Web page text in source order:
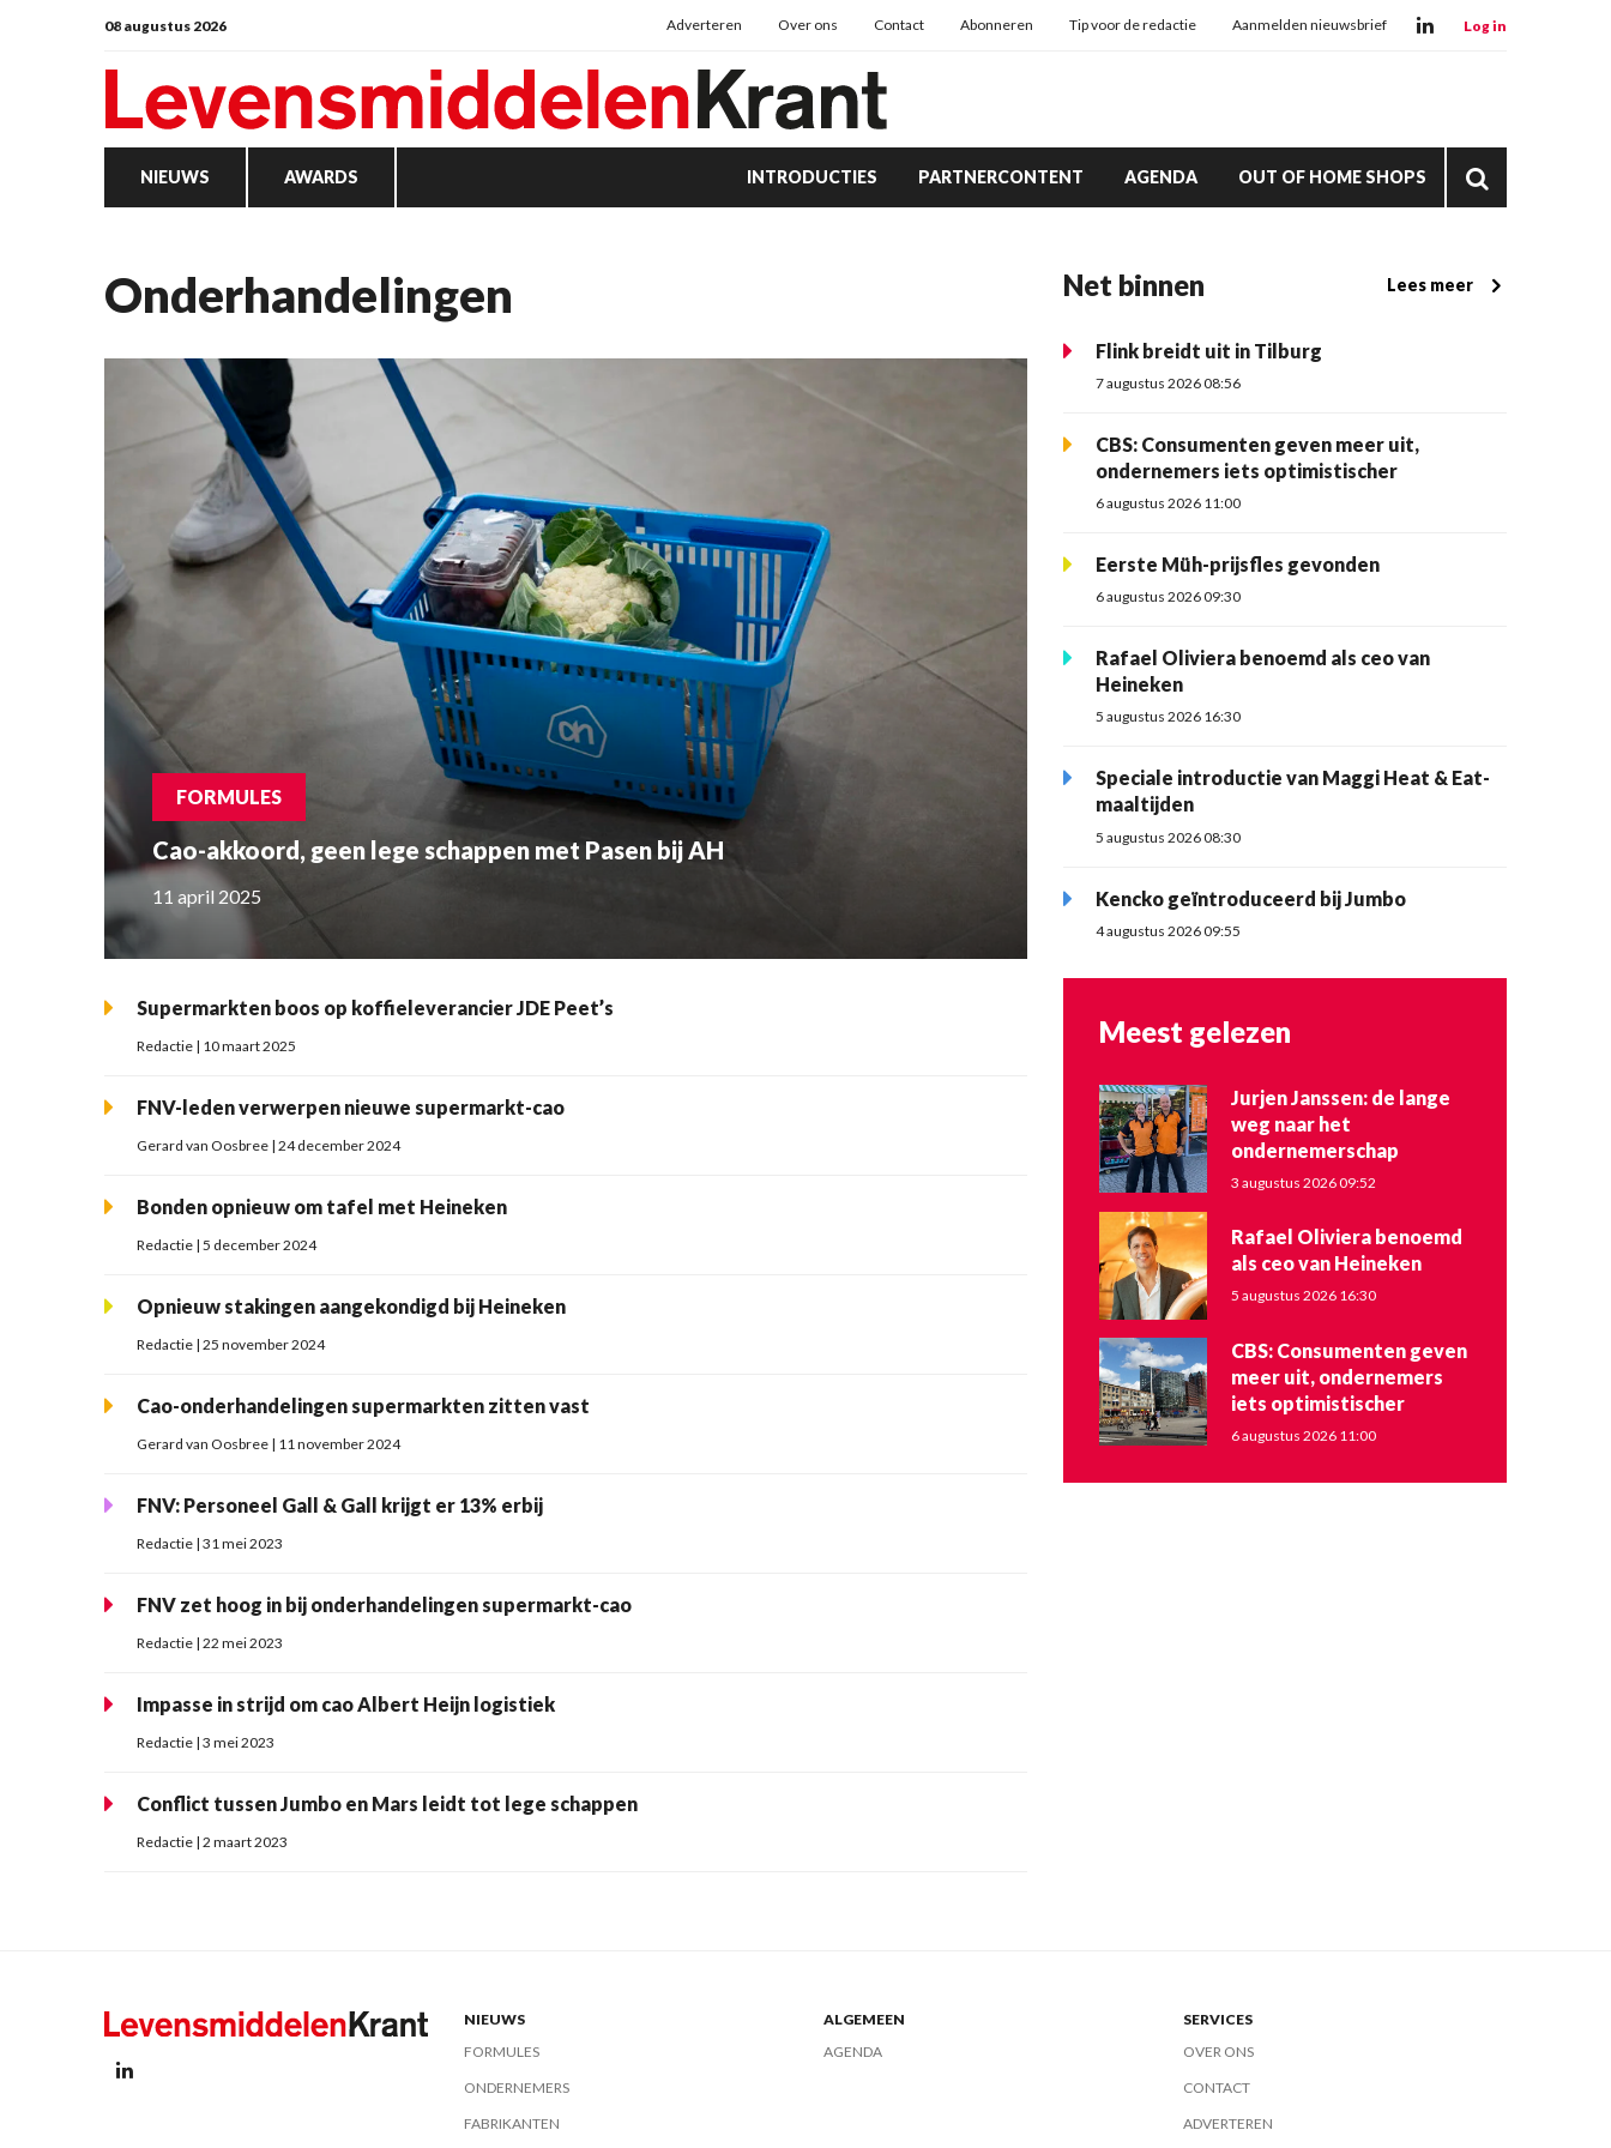
08 augustus 2026 Adverteren Over ons Contact Abonneren Tip voor de redactie Aanmelden nieuwsbrief Log in
NIEUWS AWARDS INTRODUCTIES PARTNERCONTENT AGENDA OUT OF HOME SHOPS
onderhandelingen
FORMULES
Cao-akkoord, geen lege schappen met Pasen bij AH
11 april 2025
Supermarkten boos op koffieleverancier JDE Peet’s
Redactie | 10 maart 2025
FNV-leden verwerpen nieuwe supermarkt-cao
Gerard van Oosbree | 24 december 2024
Bonden opnieuw om tafel met Heineken
Redactie | 5 december 2024
Opnieuw stakingen aangekondigd bij Heineken
Redactie | 25 november 2024
Cao-onderhandelingen supermarkten zitten vast
Gerard van Oosbree | 11 november 2024
FNV: Personeel Gall & Gall krijgt er 13% erbij
Redactie | 31 mei 2023
FNV zet hoog in bij onderhandelingen supermarkt-cao
Redactie | 22 mei 2023
Impasse in strijd om cao Albert Heijn logistiek
Redactie | 3 mei 2023
Conflict tussen Jumbo en Mars leidt tot lege schappen
Redactie | 2 maart 2023
Net binnen Lees meer
Flink breidt uit in Tilburg
7 augustus 2026 08:56
CBS: Consumenten geven meer uit,
ondernemers iets optimistischer
6 augustus 2026 11:00
Eerste Müh-prijsfles gevonden
6 augustus 2026 09:30
Rafael Oliviera benoemd als ceo van
Heineken
5 augustus 2026 16:30
Speciale introductie van Maggi Heat & Eat-
maaltijden
5 augustus 2026 08:30
Kencko geïntroduceerd bij Jumbo
4 augustus 2026 09:55
Meest gelezen
Jurjen Janssen: de lange
weg naar het
ondernemerschap
3 augustus 2026 09:52
Rafael Oliviera benoemd
als ceo van Heineken
5 augustus 2026 16:30
CBS: Consumenten geven
meer uit, ondernemers
iets optimistischer
6 augustus 2026 11:00
NIEUWS
FORMULES
ONDERNEMERS
FABRIKANTEN
ALGEMEEN
AGENDA
SERVICES
OVER ONS
CONTACT
ADVERTEREN